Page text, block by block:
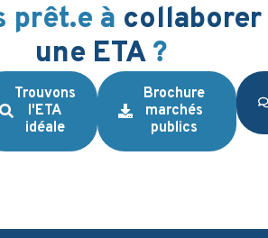
prêt.e à collaborer
une ETA?
Trouvons
l'ETA
idéale
Brochure
marchés
publics